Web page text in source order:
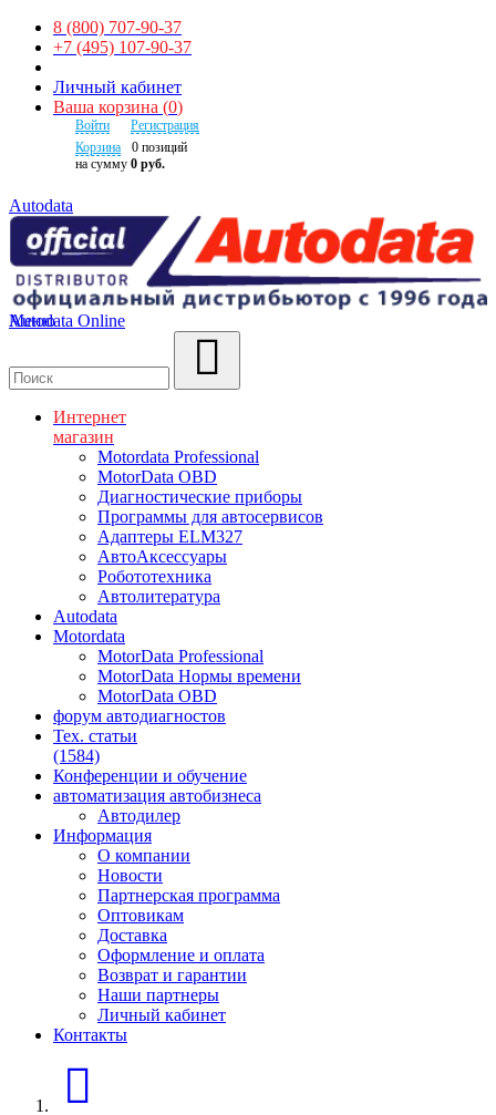
8 (800) 707-90-37
+7 (495) 107-90-37
Личный кабинет
Ваша корзина (0)
Войти
Регистрация
Корзина
0 позиций
на сумму 0 руб.
Autodata
Autodata Online
Меню
Интернет
магазин
Motordata Professional
MotorData OBD
Диагностические приборы
Программы для автосервисов
Адаптеры ELM327
АвтоАксессуары
Робототехника
Автолитература
Autodata
Motordata
MotorData Professional
MotorData Нормы времени
MotorData OBD
форум автодиагностов
Тех. статьи
(1584)
Конференции и обучение
автоматизация автобизнеса
Автодилер
Информация
О компании
Новости
Партнерская программа
Оптовикам
Доставка
Оформление и оплата
Возврат и гарантии
Наши партнеры
Личный кабинет
Контакты